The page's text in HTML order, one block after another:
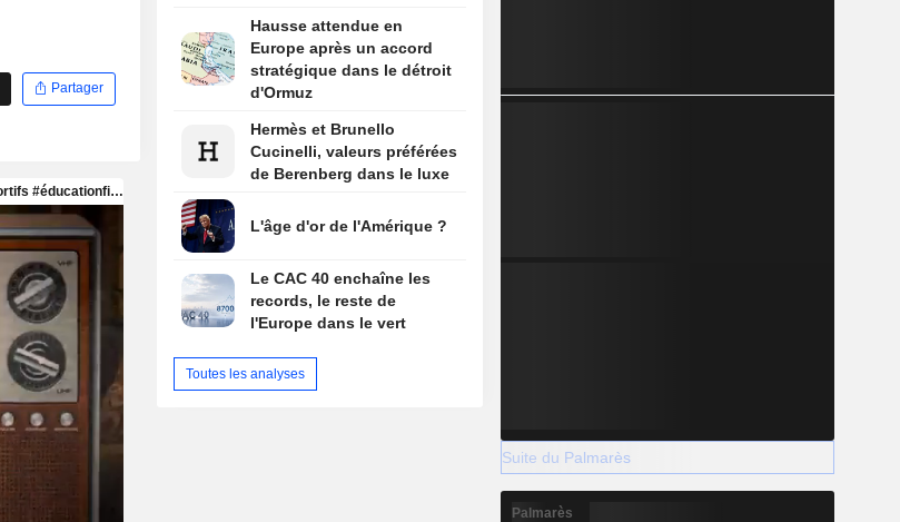
Partager
Hausse attendue en
Europe après un accord
stratégique dans le détroit
d'Ormuz
Hermès et Brunello
Cucinelli, valeurs préférées
de Berenberg dans le luxe
L'âge d'or de l'Amérique ?
Le CAC 40 enchaîne les
records, le reste de
l'Europe dans le vert
Toutes les analyses
Suite du Palmarès
Palmarès